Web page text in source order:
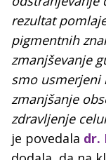
rezultat
pigmentnih
zmanjševanje
smo usmerjeni
zmanjšanje
zdravljenje
je povedala dr.